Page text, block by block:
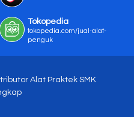
Tokopedia
tokopedia.com/jual-alat-
penguk
Alat Praktek SMK